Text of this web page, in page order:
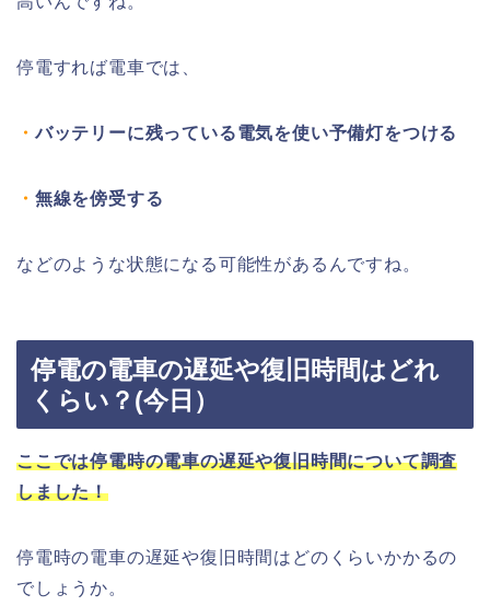
停電すれば電車では、
・バッテリーに残っている電気を使い予備灯をつける
・ 無線を傍受する
などのような状態になる可能性があるんですね。
停電の電車の遅延や復旧時間はどれ
くらい？(今日）
ここでは停電時の電車の遅延や復旧時間について調査
しました！
停電時の電車の遅延や復旧時間はどのくらいかかるの
でしょうか。